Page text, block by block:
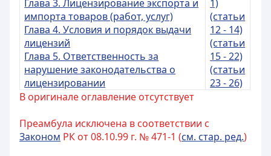
Глава 3. Лицензирование экспорта и
импорта товаров (работ, услуг)
Глава 4. Условия и порядок выдачи
лицензий
Глава 5. Ответственность за
нарушение законодательства о
лицензировании
1)
(статьи
12 - 14)
(статьи
15 - 22)
(статьи
23 - 26)
В оригинале оглавление отсутствует
Преамбула исключена в соответствии с
Законом РК от 08.10.99 г. № 471-1 (см. стар. ред.)